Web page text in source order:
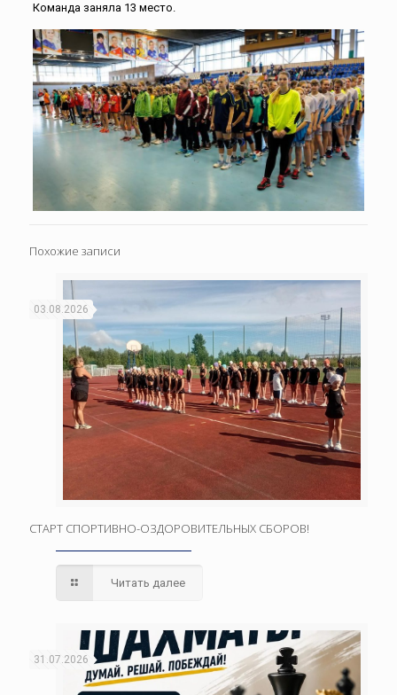
Команда заняла 13 место.
Похожие записи
03.08.2026
СТАРТ СПОРТИВНО-ОЗДОРОВИТЕЛЬНЫХ СБОРОВ!
Читать далее
31.07.2026